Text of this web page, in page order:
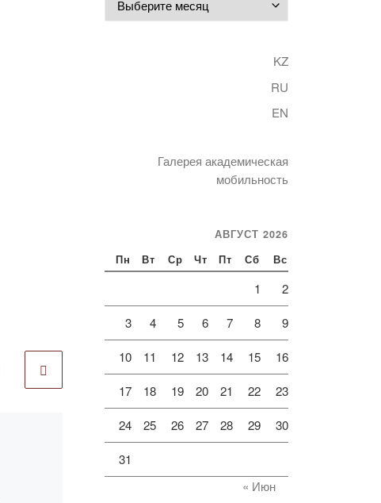
Опубликовано
МНПК «Наследие
KZ
RU
EN
Галерея академическая
мобильность
АВГУСТ 2026
Пн Вт Ср Чт Пт Сб Вс
1 2
3 4 5 6 7 8 9
10 11 12 13 14 15 16
17 18 19 20 21 22 23
24 25 26 27 28 29 30
31
« Июн